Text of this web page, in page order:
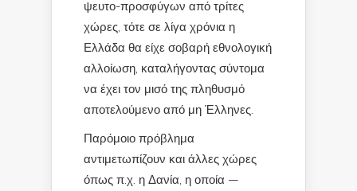
ψευτο-προσφύγων από τρίτες
χώρες, τότε σε λίγα χρόνια η
Ελλάδα θα είχε σοβαρή εθνολογική
αλλοίωση, καταλήγοντας σύντομα
να έχει τον μισό της πληθυσμό
αποτελούμενο από μη Έλληνες.
Παρόμοιο πρόβλημα
αντιμετωπίζουν και άλλες χώρες
όπως π.χ. η Δανία, η οποία —